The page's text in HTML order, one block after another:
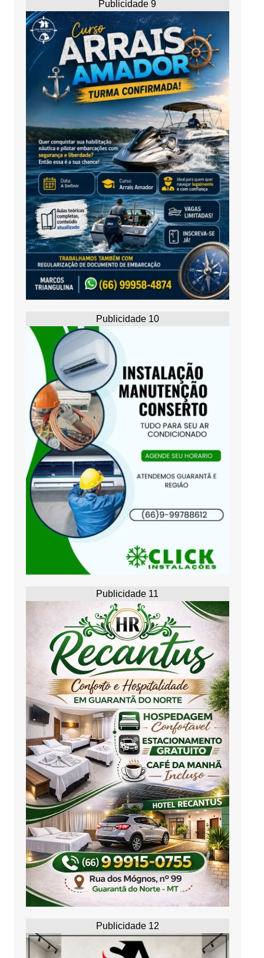
Publicidade 9
Publicidade 10
Publicidade 11
Publicidade 12